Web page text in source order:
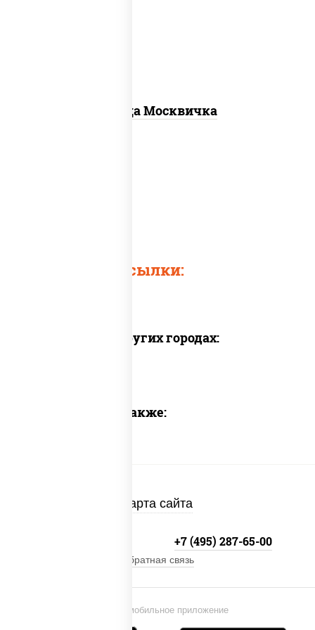
Пицца Москвичка
Быстрые ссылки:
Доставка в других городах:
Предлагаем также:
Карта сайта
Установи мобильное приложение
+7 (495) 287-65-00
Обратная связь